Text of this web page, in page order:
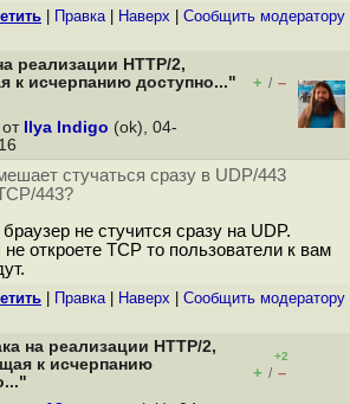
Правка| Наверх Cообщить модератору
реализации HTTP/2,
к исчерпанию доступно..."
+ / –
Ilya Indigo (ok), 04-
стучаться сразу в UDP/443
443?
не стучится сразу на UDP.
откроете TCP то пользователи к вам
Правка| Наверх Cообщить модератору
на реализации HTTP/2,
к исчерпанию
+2
+ / –